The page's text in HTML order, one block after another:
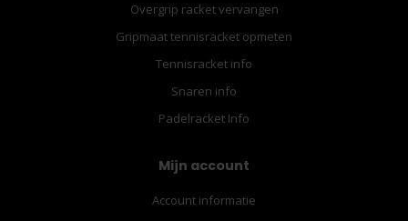
Overgrip racket vervangen
Gripmaat tennisracket opmeten
Tennisracket info
Snaren info
Padelracket Info
Mijn account
Account informatie